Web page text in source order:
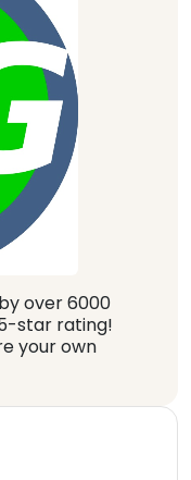
over 6000
star rating!
your own